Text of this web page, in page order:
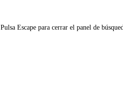
Pulsa Escape para cerrar el panel de